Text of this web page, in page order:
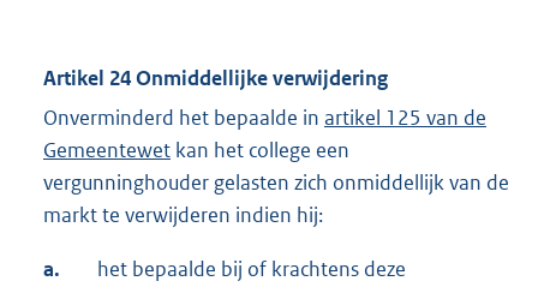
Artikel 24 Onmiddellijke verwijdering
Onverminderd het bepaalde in artikel 125 van de
Gemeentewet kan het college een
vergunninghouder gelasten zich onmiddellijk van de
markt te verwijderen indien hij:
a.
het bepaalde bij of krachtens deze